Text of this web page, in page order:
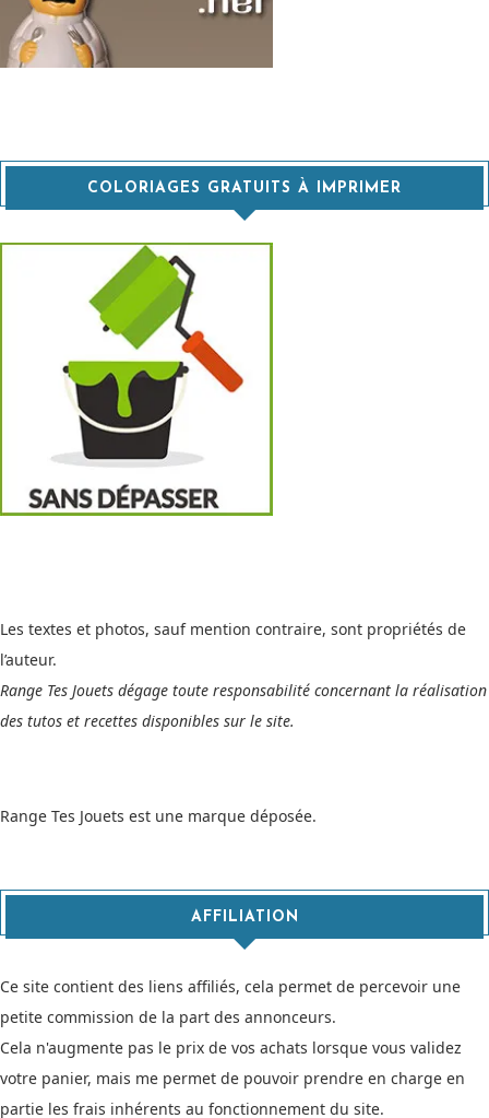
COLORIAGES GRATUITS À IMPRIMER
Les textes et photos, sauf mention contraire, sont propriétés de
l’auteur.
Range Tes Jouets dégage toute responsabilité concernant la réalisation
des tutos et recettes disponibles sur le site.
Range Tes Jouets est une marque déposée.
AFFILIATION
Ce site contient des liens affiliés, cela permet de percevoir une
petite commission de la part des annonceurs.
Cela n'augmente pas le prix de vos achats lorsque vous validez
votre panier, mais me permet de pouvoir prendre en charge en
partie les frais inhérents au fonctionnement du site.